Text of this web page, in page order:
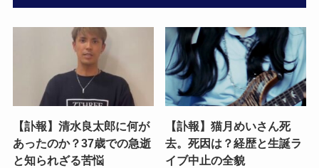
【訃報】清水良太郎に何が
あったのか？37歳での急逝
と知られざる苦悩
【訃報】猫月めいさん死
去。死因は？経歴と生誕ラ
イブ中止の全貌